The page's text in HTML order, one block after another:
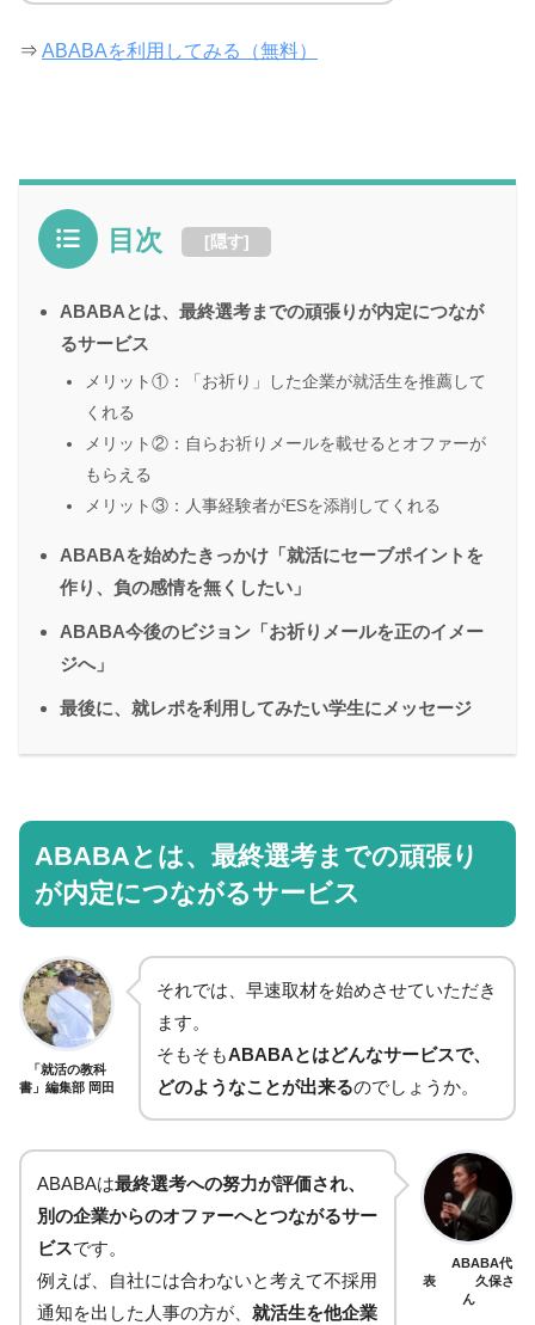
⇒ ABABAを利用してみる（無料）
目次 [隠す]
ABABAとは、最終選考までの頑張りが内定につなが
るサービス
メリット①：「お祈り」した企業が就活生を推薦して
くれる
メリット②：自らお祈りメールを載せるとオファーが
もらえる
メリット③：人事経験者がESを添削してくれる
ABABAを始めたきっかけ「就活にセーブポイントを
作り、負の感情を無くしたい」
ABABA今後のビジョン「お祈りメールを正のイメー
ジへ」
最後に、就レポを利用してみたい学生にメッセージ
ABABAとは、最終選考までの頑張り
が内定につながるサービス
「就活の教科
書」編集部 岡田
それでは、早速取材を始めさせていただき
ます。
そもそもABABAとはどんなサービスで、
どのようなことが出来るのでしょうか。
ABABAは最終選考への努力が評価され、
別の企業からのオファーへとつながるサー
ビスです。
例えば、自社には合わないと考えて不採用
通知を出した人事の方が、 就活生を他企業
ABABA代
表 久保さ
ん